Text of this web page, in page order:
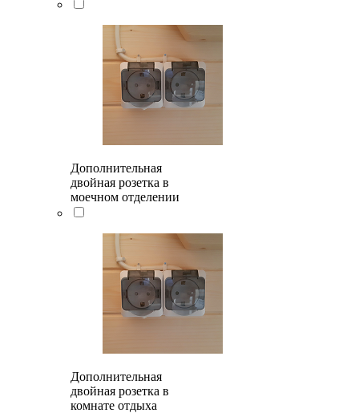
Дополнительная
двойная розетка в
моечном отделении
Дополнительная
двойная розетка в
комнате отдыха